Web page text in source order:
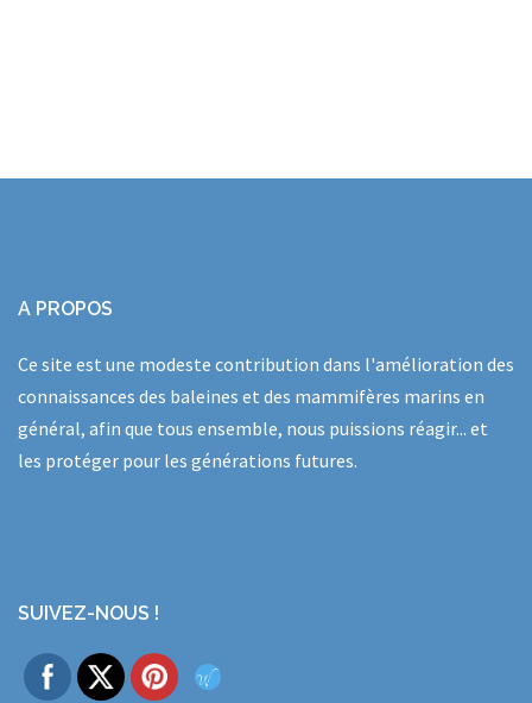
A PROPOS
Ce site est une modeste contribution dans l'amélioration des
connaissances des baleines et des mammifères marins en
général, afin que tous ensemble, nous puissions réagir... et
les protéger pour les générations futures.
SUIVEZ-NOUS !